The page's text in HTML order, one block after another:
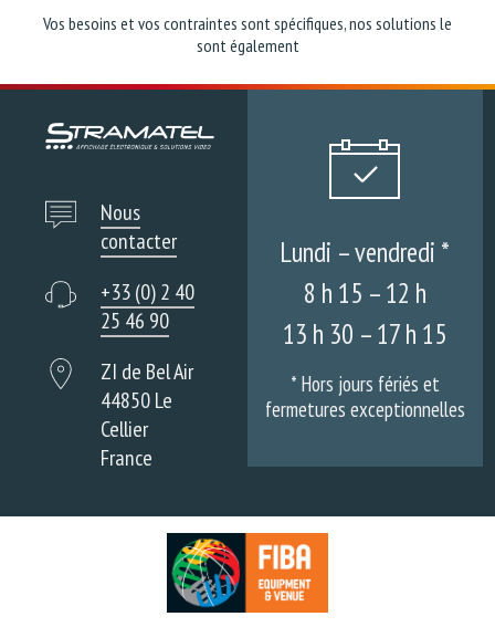
Vos besoins et vos contraintes sont spécifiques, nos solutions le
sont également
Nous
contacter
+33 (0) 2 40
25 46 90
ZI de Bel Air
44850 Le
Cellier
France
Lundi – vendredi *
8 h 15 – 12 h
13 h 30 – 17 h 15
* Hors jours fériés et
fermetures exceptionnelles